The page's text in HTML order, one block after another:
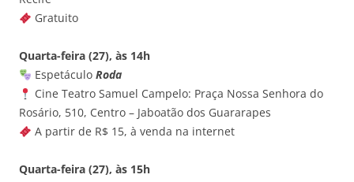
Gratuito
Quarta-feira (27), às 14h
Espetáculo Roda
Cine Teatro Samuel Campelo: Praça Nossa Senhora do
Rosário, 510, Centro – Jaboatão dos Guararapes
A partir de R$ 15, à venda na internet
Quarta-feira (27), às 15h